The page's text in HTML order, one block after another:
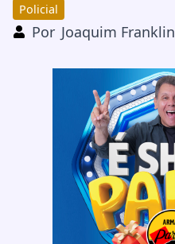
Policial
Por Joaquim Franklin